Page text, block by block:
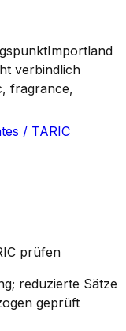
Importland
verbindlich
fragrance,
/ TARIC
prüfen
reduzierte Sätze
geprüft